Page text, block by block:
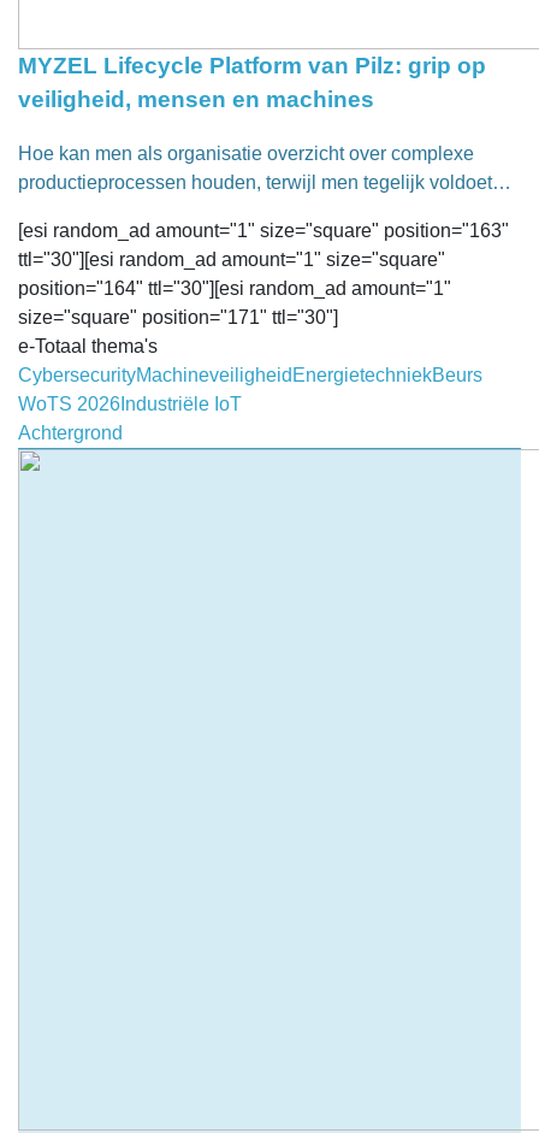
MYZEL Lifecycle Platform van Pilz: grip op
veiligheid, mensen en machines
Hoe kan men als organisatie overzicht over complexe
productieprocessen houden, terwijl men tegelijk voldoet…
[esi random_ad amount="1" size="square" position="163"
ttl="30"][esi random_ad amount="1" size="square"
position="164" ttl="30"][esi random_ad amount="1"
size="square" position="171" ttl="30"]
e-Totaal thema's
CybersecurityMachineveiligheid EnergietechniekBeurs
WoTS 2026 Industriële IoT
Achtergrond